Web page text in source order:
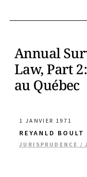
Annual
Law, Part
au Québec
1 JANVIER 1971
REYANLD BOULT
JURISPRUDENCE /